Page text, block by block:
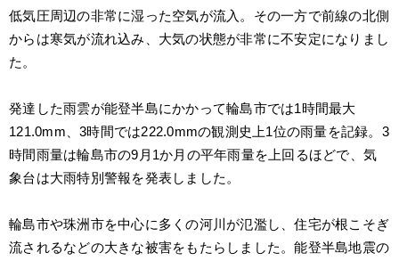
低気圧周辺の非常に湿った空気が流入。その一方で前線の北側
からは寒気が流れ込み、大気の状態が非常に不安定になりまし
た。
発達した雨雲が能登半島にかかって輪島市では1時間最大
121.0mm、3時間では222.0mmの観測史上1位の雨量を記録。3
時間雨量は輪島市の9月1か月の平年雨量を上回るほどで、気
象台は大雨特別警報を発表しました。
輪島市や珠洲市を中心に多くの河川が氾濫し、住宅が根こそぎ
流されるなどの大きな被害をもたらしました。能登半島地震の